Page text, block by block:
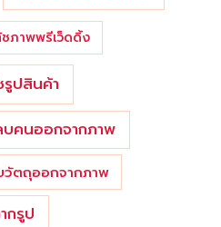
ภาพพรีเว็ดดิ้ง
รูปสินค้า
คนออกจากภาพ
วัตถุออกจากภาพ
กรูป